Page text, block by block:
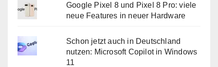
Google Pixel 8 und Pixel 8 Pro: viele
neue Features in neuer Hardware
Schon jetzt auch in Deutschland
nutzen: Microsoft Copilot in Windows
11